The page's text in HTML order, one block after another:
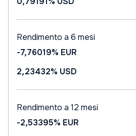
Rendimento a 6 mesi
-7,76019% EUR
2,23432% USD
Rendimento a 12 mesi
-2,53395% EUR